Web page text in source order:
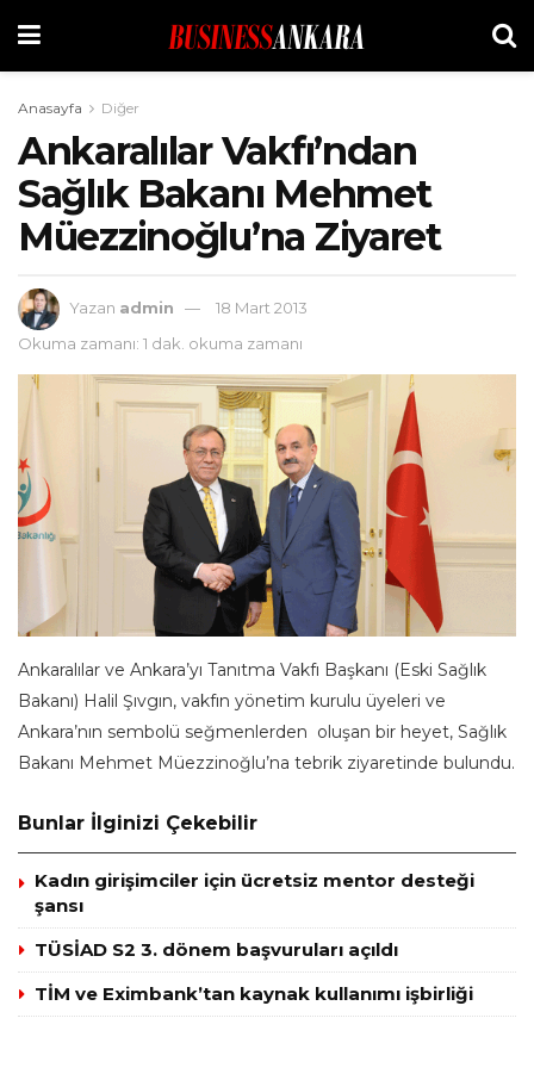
Anasayfa Diğer
Ankaralılar Vakfı’ndan
Sağlık Bakanı Mehmet
Müezzinoğlu’na Ziyaret
Yazan admin
18 Mart 2013
Okuma zamanı: 1 dak. okuma zamanı
Ankaralılar ve Ankara’yı Tanıtma Vakfı Başkanı (Eski Sağlık
Bakanı) Halil Şıvgın, vakfın yönetim kurulu üyeleri ve
Ankara’nın sembolü seğmenlerden oluşan bir heyet, Sağlık
Bakanı Mehmet Müezzinoğlu’na tebrik ziyaretinde bulundu.
Bunlar İlginizi Çekebilir
Kadın girişimciler için ücretsiz mentor desteği
şansı
TÜSİAD S2 3. dönem başvuruları açıldı
TİM ve Eximbank’tan kaynak kullanımı işbirliği